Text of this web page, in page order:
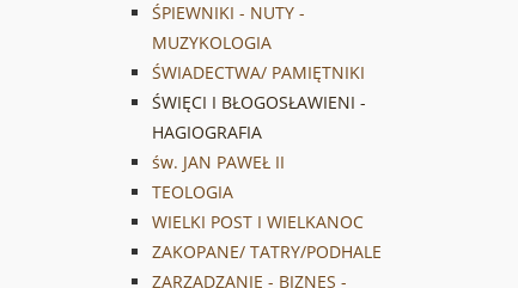
ŚPIEWNIKI - NUTY -
MUZYKOLOGIA
ŚWIADECTWA/ PAMIĘTNIKI
ŚWIĘCI I BŁOGOSŁAWIENI -
HAGIOGRAFIA
św. JAN PAWEŁ II
TEOLOGIA
WIELKI POST I WIELKANOC
ZAKOPANE/ TATRY/PODHALE
ZARZĄDZANIE - BIZNES -